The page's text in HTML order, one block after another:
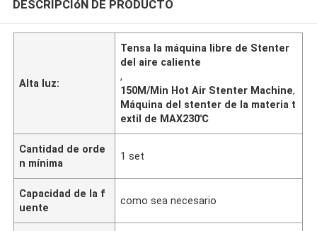
DESCRIPCIóN DE PRODUCTO
Alta luz:
Tensa la máquina libre de Stenter
del aire caliente
,
150M/Min Hot Air Stenter Machine,
Máquina del stenter de la materia t
extil de MAX230℃
Cantidad de orde
n mínima
1 set
Capacidad de la f
uente
como sea necesario